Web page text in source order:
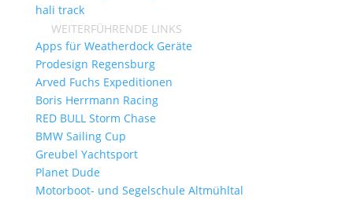
hali track
WEITERFÜHRENDE LINKS
Apps für Weatherdock Geräte
Prodesign Regensburg
Arved Fuchs Expeditionen
Boris Herrmann Racing
RED BULL Storm Chase
BMW Sailing Cup
Greubel Yachtsport
Planet Dude
Motorboot- und Segelschule Altmühltal